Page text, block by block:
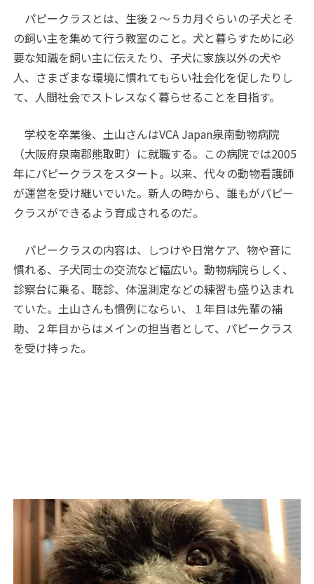
パピークラスとは、生後２～５カ月ぐらいの子犬とそ
の飼い主を集めて行う教室のこと。犬と暮らすために必
要な知識を飼い主に伝えたり、子犬に家族以外の犬や
人、さまざまな環境に慣れてもらい社会化を促したりし
て、人間社会でストレスなく暮らせることを目指す。
学校を卒業後、土山さんはVCA Japan泉南動物病院
（大阪府泉南郡熊取町）に就職する。この病院では2005
年にパピークラスをスタート。以来、代々の動物看護師
が運営を受け継いでいた。新人の時から、誰もがパピー
クラスができるよう育成されるのだ。
パピークラスの内容は、しつけや日常ケア、物や音に
慣れる、子犬同士の交流など幅広い。動物病院らしく、
診察台に乗る、聴診、体温測定などの練習も盛り込まれ
ていた。土山さんも慣例にならい、１年目は先輩の補
助、２年目からはメインの担当者として、パピークラス
を受け持った。